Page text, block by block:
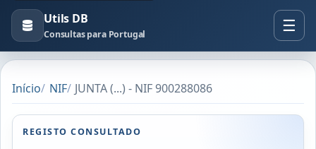
Utils DB
Consultas para Portugal
Início NIF JUNTA (...) - NIF 900288086
REGISTO CONSULTADO